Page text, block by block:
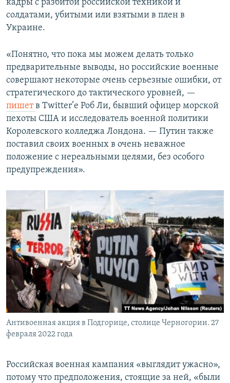
кадры с разбитой российской техникой и
солдатами, убитыми или взятыми в плен в
Украине.
«Понятно, что пока мы можем делать только
предварительные выводы, но российские военные
совершают некоторые очень серьезные ошибки, от
стратегического до тактического уровней, —
пишетв Twitter’е Роб Ли, бывший офицер морской
пехоты США и исследователь военной политики
Королевского колледжа Лондона. — Путин также
поставил своих военных в очень неважное
положение с нереальными целями, без особого
предупреждения».
Антивоенная акция в Подгорице, столице Черногории. 27
февраля 2022 года
Российская военная кампания «выглядит ужасно»,
потому что предположения, стоящие за ней, «были